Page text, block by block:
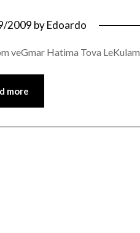
2009 byEdoardo
veGmar Hatima Tova LeKulam
more